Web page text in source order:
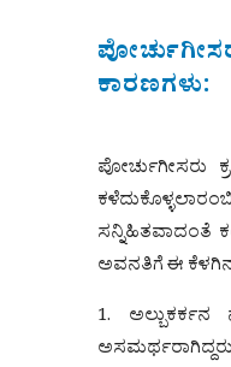
ಕಾರಣಗಳು:
ಪೋರ್ಚುಗೀಸರು
ಸನ್ನಿಹಿತವಾದಂತೆ
ಅವನತಿಗೆ ಈ ಕೆಳಗಿನ
1.